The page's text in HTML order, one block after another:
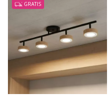
GRATIS